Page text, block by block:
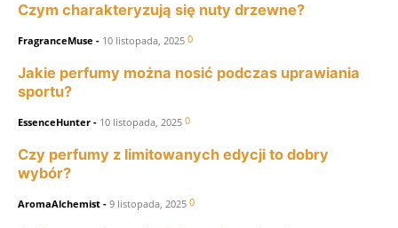
Czym charakteryzują się nuty drzewne?
FragranceMuse - 10 listopada, 2025 0
Jakie perfumy można nosić podczas uprawiania
sportu?
EssenceHunter - 10 listopada, 2025 0
Czy perfumy z limitowanych edycji to dobry
wybór?
AromaAlchemist - 9 listopada, 2025 0